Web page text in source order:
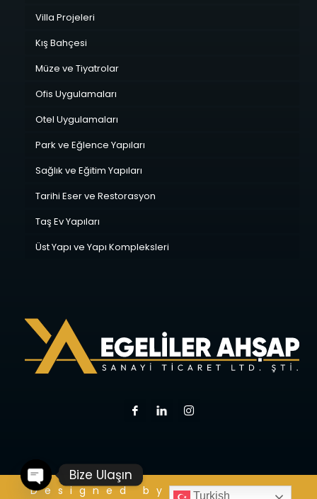
Villa Projeleri
Kış Bahçesi
Müze ve Tiyatrolar
Ofis Uygulamaları
Otel Uygulamaları
Park ve Eğlence Yapıları
Sağlık ve Eğitim Yapıları
Tarihi Eser ve Restorasyon
Taş Ev Yapıları
Üst Yapı ve Yapı Kompleksleri
Designed by:KREASIST
Turkish
Bize Ulaşın
O
p
e
n
c
h
at